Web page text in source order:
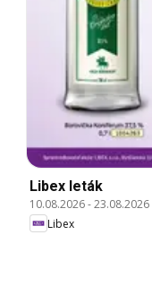
Libex leták
10.08.2026-23.08.2026
Libex